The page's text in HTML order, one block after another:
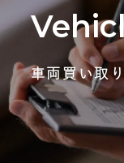
車両買い取り